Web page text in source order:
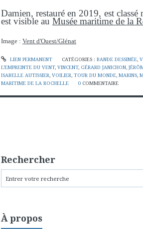
Damien, restauré en 2019, est
est visible au Musée maritime de la
Image : Vent d'Ouest/Glénat
LIEN PERMANENT CATÉGORIES : BANDE DESSINÉE,
L’EMPREINTE DU VENT, VINCENT, GÉRARD JANICHON,
ISABELLE AUTISSIER, VOILIER, TOUR DU MONDE, MARINS,
MARITIME DE LA ROCHELLE
0 COMMENTAIRE
Rechercher
À propos